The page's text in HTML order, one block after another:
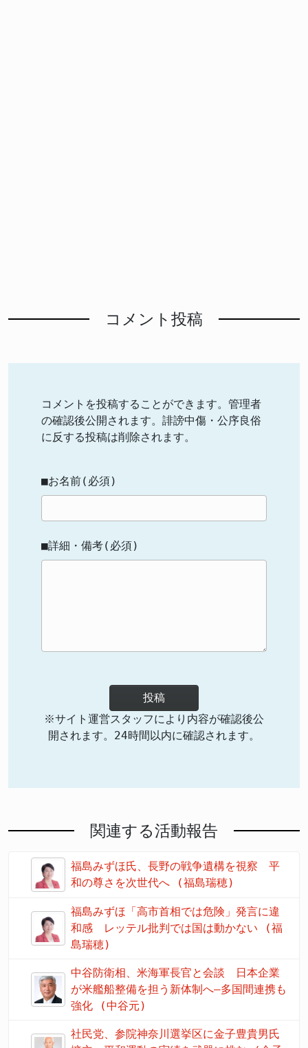
コメント投稿
コメントを投稿することができます。管理者
の確認後公開されます。誹謗中傷・公序良俗
に反する投稿は削除されます。
■お名前(必須)
■詳細・備考(必須)
投稿
※サイト運営スタッフにより内容が確認後公
開されます。24時間以内に確認されます。
関連する活動報告
福島みずほ氏、長野の戦争遺構を視察 平
和の尊さを次世代へ (福島瑞穂)
福島みずほ「高市首相では危険」発言に違
和感 レッテル批判では国は動かない (福
島瑞穂)
中谷防衛相、米海軍長官と会談 日本企業
が米艦船整備を担う新体制へ―多国間連携も
強化 (中谷元)
社民党、参院神奈川選挙区に金子豊貴男氏